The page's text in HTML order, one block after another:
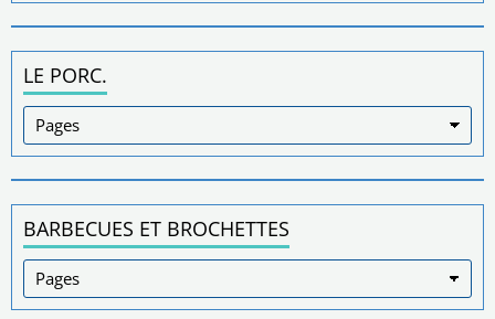
LE PORC.
BARBECUES ET BROCHETTES